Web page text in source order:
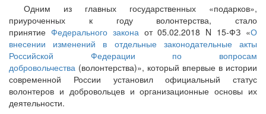
Одним из главных государственных «подарков»,
приуроченных к году волонтерства, стало
принятие Федерального законаот 05.02.2018 N 15-ФЗ «О
внесении изменений в отдельные законодательные акты
Российской Федерации по вопросам
добровольчества (волонтерства)», который впервые в истории
современной России установил официальный статус
волонтеров и добровольцев и организационные основы их
деятельности.